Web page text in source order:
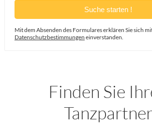
Mit dem Absenden des Formulares erklären Sie sich
Datenschutzbestimmungen einverstanden.
Finden Sie
Tanzpartner